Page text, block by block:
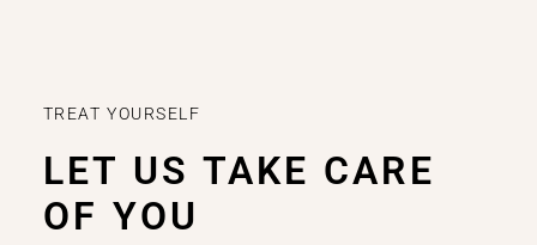
TREAT YOURSELF
LET US TAKE CARE
OF YOU